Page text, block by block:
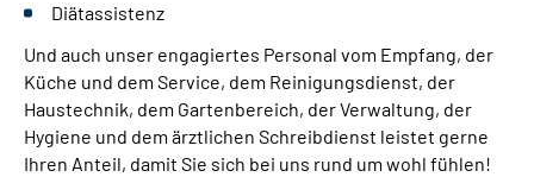
Diätassistenz
Und auch unser engagiertes Personal vom Empfang, der
Küche und dem Service, dem Reinigungsdienst, der
Haustechnik, dem Gartenbereich, der Verwaltung, der
Hygiene und dem ärztlichen Schreibdienst leistet gerne
Ihren Anteil, damit Sie sich bei uns rund um wohl fühlen!